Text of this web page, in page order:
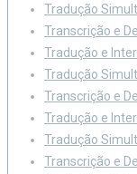
Tradução
Transcrição e
Tradução e
Tradução
Transcrição e
Tradução e
Tradução
Transcrição e